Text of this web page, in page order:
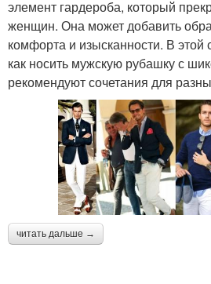
элемент гардероба, который
женщин. Она может добавить
комфорта и изысканности. В этой
как носить мужскую рубашку с
рекомендуют сочетания для
читать дальше →